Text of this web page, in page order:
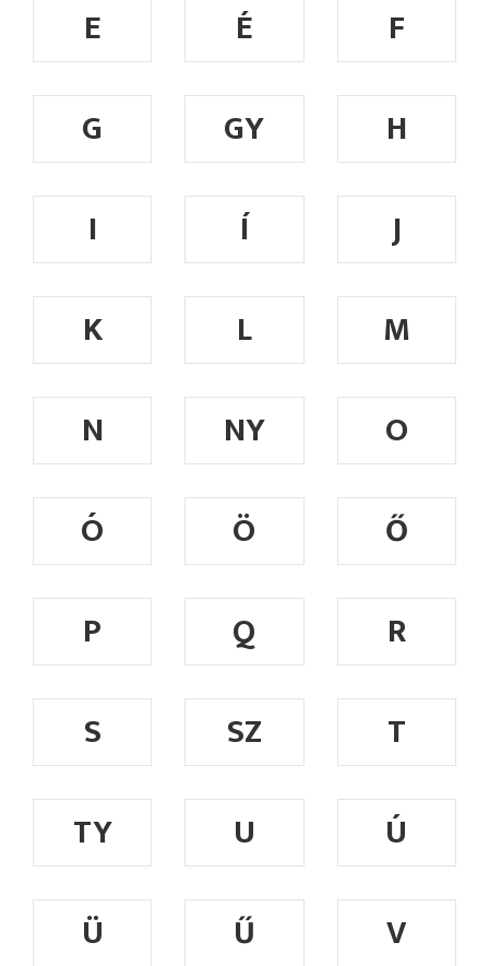
E
É
F
G
GY
H
I
Í
J
K
L
M
N
NY
O
Ó
Ö
Ő
P
Q
R
S
SZ
T
TY
U
Ú
Ü
Ű V